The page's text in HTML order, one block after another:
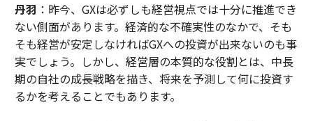
丹羽 ：昨今、GXは必ずしも経営視点では十分に推進でき
ない側面があります。経済的な不確実性のなかで、そも
そも経営が安定しなければGXへの投資が出来ないのも事
実でしょう。しかし、経営層の本質的な役割とは、中長
期の自社の成長戦略を描き、将来を予測して何に投資す
るかを考えることでもあります。